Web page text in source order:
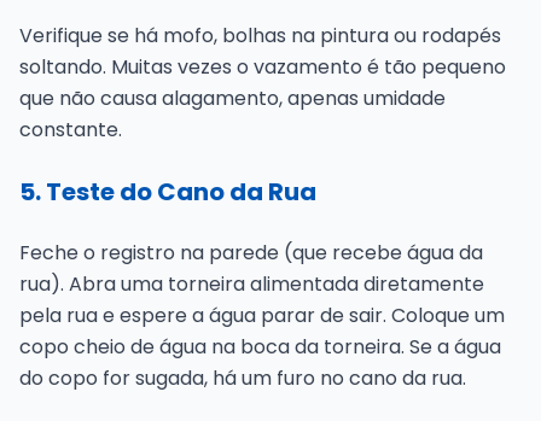
Verifique se há mofo, bolhas na pintura ou rodapés
soltando. Muitas vezes o vazamento é tão pequeno
que não causa alagamento, apenas umidade
constante.
5. Teste do Cano da Rua
Feche o registro na parede (que recebe água da
rua). Abra uma torneira alimentada diretamente
pela rua e espere a água parar de sair. Coloque um
copo cheio de água na boca da torneira. Se a água
do copo for sugada, há um furo no cano da rua.